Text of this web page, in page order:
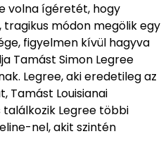
volna ígéretét, hogy
módon megölik egy
figyelmen kívül hagyva
Tamást Simon Legree
Legree, aki eredetileg az
Tamást Louisianai
Legree többi
nel, akit szintén